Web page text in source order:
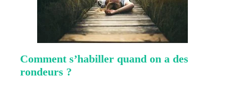
Comment s’habiller quand on a des
rondeurs ?